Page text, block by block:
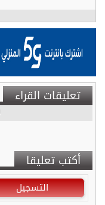
تعليقات القراء
أكتب تعليقا
التسجيل